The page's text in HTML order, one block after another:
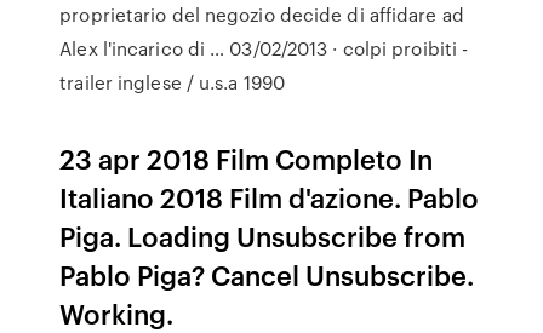
proprietario del negozio decide di affidare ad
Alex l'incarico di … 03/02/2013 · colpi proibiti -
trailer inglese / u.s.a 1990
23 apr 2018 Film Completo In
Italiano 2018 Film d'azione. Pablo
Piga. Loading Unsubscribe from
Pablo Piga? Cancel Unsubscribe.
Working.